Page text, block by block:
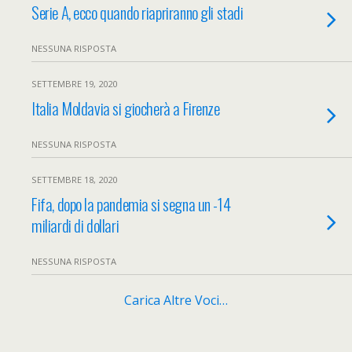
Serie A, ecco quando riapriranno gli stadi
NESSUNA RISPOSTA
SETTEMBRE 19, 2020
Italia Moldavia si giocherà a Firenze
NESSUNA RISPOSTA
SETTEMBRE 18, 2020
Fifa, dopo la pandemia si segna un -14
miliardi di dollari
NESSUNA RISPOSTA
Carica Altre Voci…